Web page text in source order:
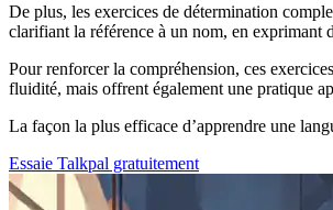
De plus, les exercices de détermination
clarifiant la référence à un nom, en exprimant
Pour renforcer la compréhension, ces
fluidité, mais offrent également une pratique
La façon la plus efficace d’apprendre une
Essaie Talkpal gratuitement